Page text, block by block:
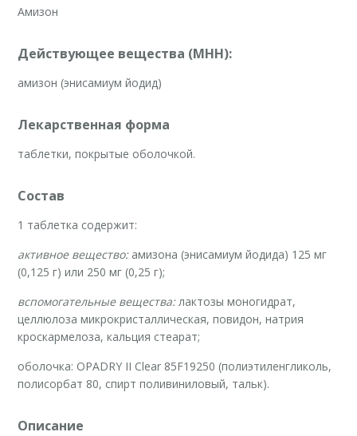
Амизон
Действующее вещества (МНН):
амизон (энисамиум йодид)
Лекарственная форма
таблетки, покрытые оболочкой.
Состав
1 таблетка содержит:
активное вещество:амизона (энисамиум йодида) 125 мг
(0,125 г) или 250 мг (0,25 г);
вспомогательные вещества:лактозы моногидрат,
целлюлоза микрокристаллическая, повидон, натрия
кроскармелоза, кальция стеарат;
оболочка: OPADRY II Clear 85F19250 (полиэтиленгликоль,
полисорбат 80, спирт поливиниловый, тальк).
Описание